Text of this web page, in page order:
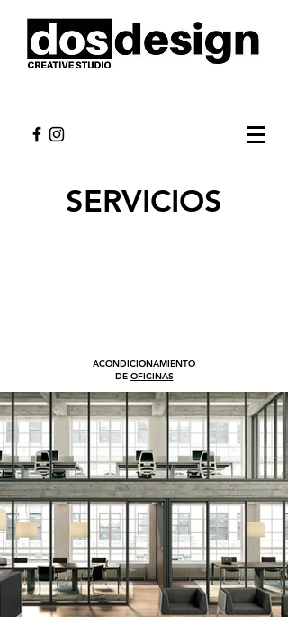
SERVICIOS
ACONDICIONAMIENTO
DE OFICINAS